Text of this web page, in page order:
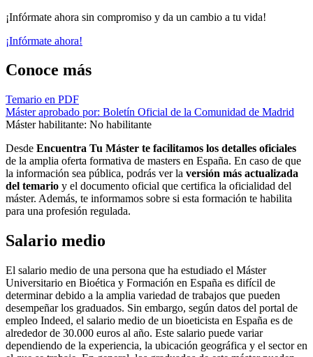
¡Infórmate ahora sin compromiso y da un cambio a tu vida!
¡Infórmate ahora!
Conoce más
Temario en PDF
Máster aprobado por: Boletín Oficial de la Comunidad de Madrid
Máster habilitante: No habilitante
Desde Encuentra Tu Máster te facilitamos los detalles oficiales
de la amplia oferta formativa de masters en España. En caso de que
la información sea pública, podrás ver la versión más actualizada
del temario y el documento oficial que certifica la oficialidad del
máster. Además, te informamos sobre si esta formación te habilita
para una profesión regulada.
Salario medio
El salario medio de una persona que ha estudiado el Máster
Universitario en Bioética y Formación en España es difícil de
determinar debido a la amplia variedad de trabajos que pueden
desempeñar los graduados. Sin embargo, según datos del portal de
empleo Indeed, el salario medio de un bioeticista en España es de
alrededor de 30.000 euros al año. Este salario puede variar
dependiendo de la experiencia, la ubicación geográfica y el sector en